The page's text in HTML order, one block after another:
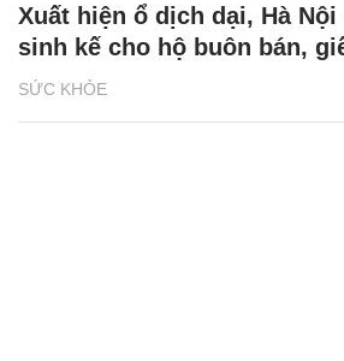
SỨC KHỎE
Xuất hiện ổ dịch dại, Hà
sinh kế cho hộ buôn bán,